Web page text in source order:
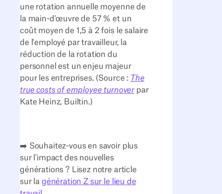
une rotation annuelle moyenne de
la main-d'œuvre de 57 % et un
coût moyen de 1,5 à 2 fois le salaire
de l'employé par travailleur, la
réduction de la rotation du
personnel est un enjeu majeur
pour les entreprises. (Source : The
true costs of employee turnover par
Kate Heinz, Builtin.)
➡️ Souhaitez-vous en savoir plus
sur l'impact des nouvelles
générations ? Lisez notre article
sur la génération Z sur le lieu de